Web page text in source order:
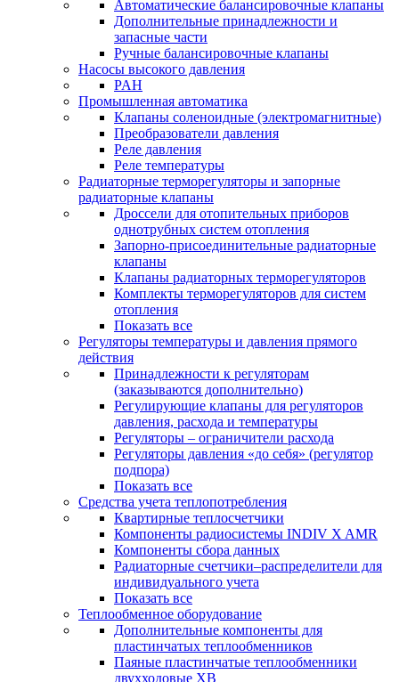
Автоматические балансировочные клапаны
Дополнительные принадлежности и
запасные части
Ручные балансировочные клапаны
Насосы высокого давления
PAH
Промышленная автоматика
Клапаны соленоидные (электромагнитные)
Преобразователи давления
Реле давления
Реле температуры
Радиаторные терморегуляторы и запорные
радиаторные клапаны
Дроссели для отопительных приборов
однотрубных систем отопления
Запорно-присоединительные радиаторные
клапаны
Клапаны радиаторных терморегуляторов
Комплекты терморегуляторов для систем
отопления
Показать все
Регуляторы температуры и давления прямого
действия
Принадлежности к регуляторам
(заказываются дополнительно)
Регулирующие клапаны для регуляторов
давления, расхода и температуры
Регуляторы – ограничители расхода
Регуляторы давления «до себя» (регулятор
подпора)
Показать все
Средства учета теплопотребления
Квартирные теплосчетчики
Компоненты радиосистемы INDIV X AMR
Компоненты сбора данных
Радиаторные счетчики–распределители для
индивидуального учета
Показать все
Теплообменное оборудование
Дополнительные компоненты для
пластинчатых теплообменников
Паяные пластинчатые теплообменники
двухходовые XB